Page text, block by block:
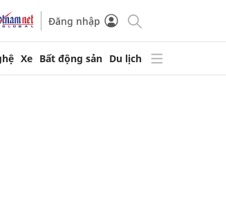
Đăng nhập
Xe Bất động sản Du lịch